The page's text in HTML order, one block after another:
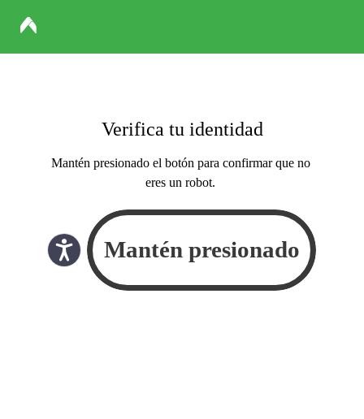
Verifica tu identidad
Mantén presionado el botón para confirmar que no
eres un robot.